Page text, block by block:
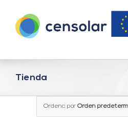
contenido
Tienda
Ordena por Orden